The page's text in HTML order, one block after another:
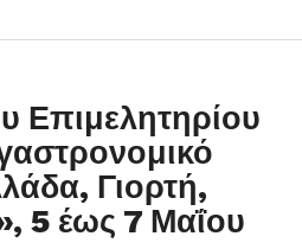
Επιμελητηρίου
Γιορτή,
5 έως 7 Μαΐου